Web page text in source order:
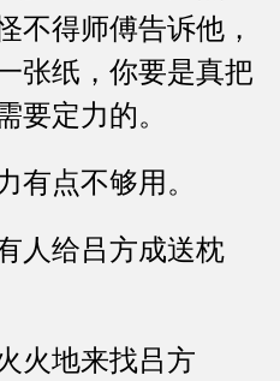
不得师傅告诉他，
张纸，你要是真把
要定力的。
点不够用。
给吕方成送枕
地来找吕方